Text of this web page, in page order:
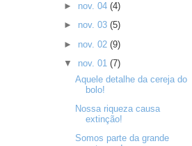
► nov. 04 (4)
► nov. 03 (5)
► nov. 02 (9)
▼ nov. 01 (7)
Aquele detalhe da cereja do
bolo!
Nossa riqueza causa
extinção!
Somos parte da grande